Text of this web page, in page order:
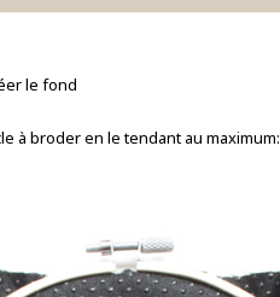
le fond
à broder en le tendant au maximum: